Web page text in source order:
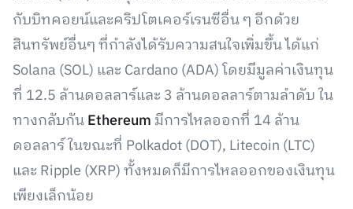
กับบิทคอยน์และคริปโตเคอร์เรนซีอื่น ๆ อีกด้วย
สินทรัพย์อื่นๆ ที่กำลังได้รับความสนใจเพิ่มขึ้น ได้แก่
Solana (SOL) และ Cardano (ADA) โดยมีมูลค่าเงินทุน
ที่ 12.5 ล้านดอลลาร์และ 3 ล้านดอลลาร์ตามลำดับ ใน
ทางกลับกันEthereum มีการไหลออกที่ 14 ล้าน
ดอลลาร์ ในขณะที่ Polkadot (DOT), Litecoin (LTC)
และ Ripple (XRP) ทั้งหมดก็มีการไหลออกของเงินทุน
เพียงเล็กน้อย